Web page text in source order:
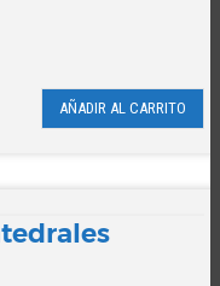
AÑADIR AL CARRITO